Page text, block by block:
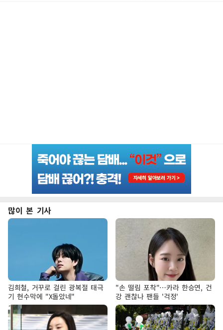
많이 본 기사
김희철, 거꾸로 걸린 광복절 태극
기 현수막에 "X돌았네"
"손 떨림 포착"…카라 한승연, 건
강 괜찮나 팬들 '걱정'